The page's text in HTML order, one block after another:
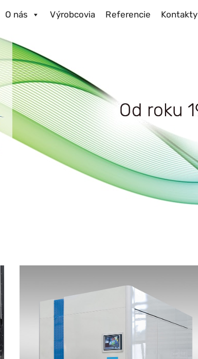
O nás Výrobcovia Referencie Kontakty
NIAGARA – s otáčaním okolo horizontálnej osi
YUKON – priebežné práčky
PACIFIC – práčky pre veľkorozmerné diely
GEYSER – vysokotlakové systémy
Čistiace systémy
ROBUR ROUNDJET
WORKSHOP DIVISION